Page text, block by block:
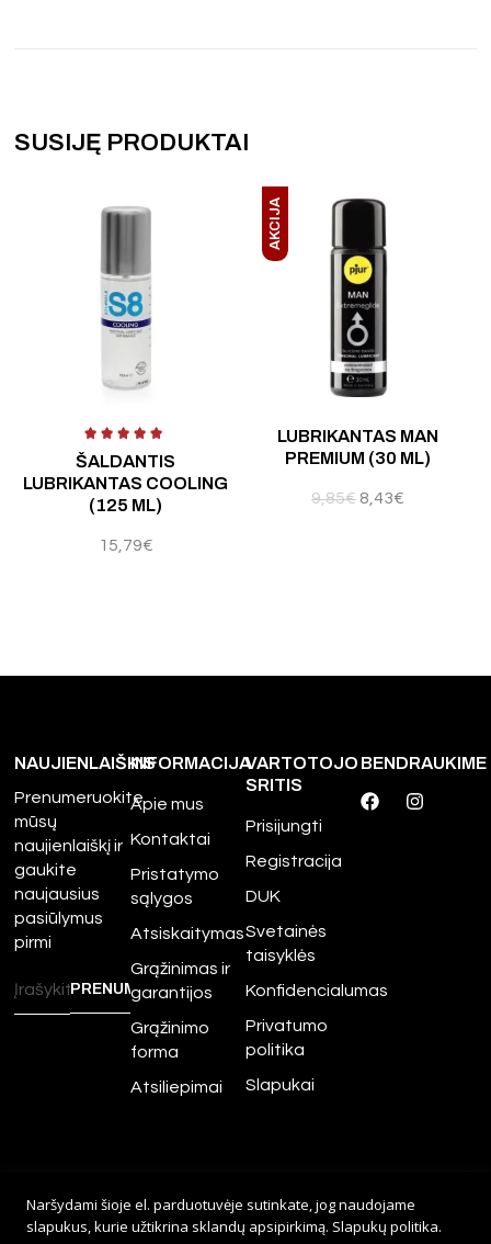
SUSIJĘ PRODUKTAI
ŠALDANTIS
LUBRIKANTAS COOLING
(125 ML)
15,79€
AKCIJA
LUBRIKANTAS MAN
PREMIUM (30 ML)
9,85€ 8,43€
Įvertinimas:4.80
NAUJIENLAIŠKIS
Prenumeruokite
mūsų
naujienlaiškį ir
gaukite
naujausius
pasiūlymus
pirmi
INFORMACIJA
Apie mus
Kontaktai
Pristatymo
sąlygos
Atsiskaitymas
Grąžinimas ir
garantijos
Grąžinimo
forma
Atsiliepimai
VARTOTOJO
SRITIS
Prisijungti
Registracija
DUK
Svetainės
taisyklės
Konfidencialumas
Privatumo
politika
Slapukai
BENDRAUKIME
teisės saugomos.
Sprendimas:Adveits
Naršydami šioje el. parduotuvėje sutinkate, jog naudojame
slapukus, kurie užtikrina sklandų apsipirkimą. Slapukų politika.